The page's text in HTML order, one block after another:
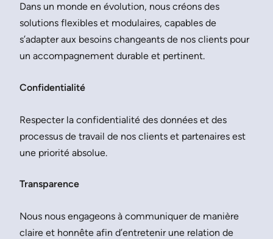
Dans un monde en évolution, nous créons des
solutions flexibles et modulaires, capables de
s’adapter aux besoins changeants de nos clients pour
un accompagnement durable et pertinent.
Confidentialité
Respecter la confidentialité des données et des
processus de travail de nos clients et partenaires est
une priorité absolue.
Transparence
Nous nous engageons à communiquer de manière
claire et honnête afin d’entretenir une relation de